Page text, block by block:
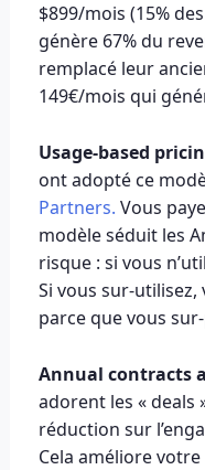
$899/mois (15%
génère 67% du
remplacé leur
149€/mois qui
Usage-based
ont adopté ce
Partners. Vous
modèle séduit les
risque : si vous
Si vous sur-utilisez,
parce que vous
Annual contracts
adorent les « deals
réduction sur
Cela améliore